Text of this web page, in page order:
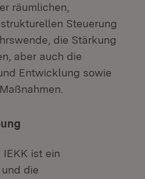
räumlichen,
Steuerung
die Stärkung
aber auch die
Entwicklung sowie
ist ein
die